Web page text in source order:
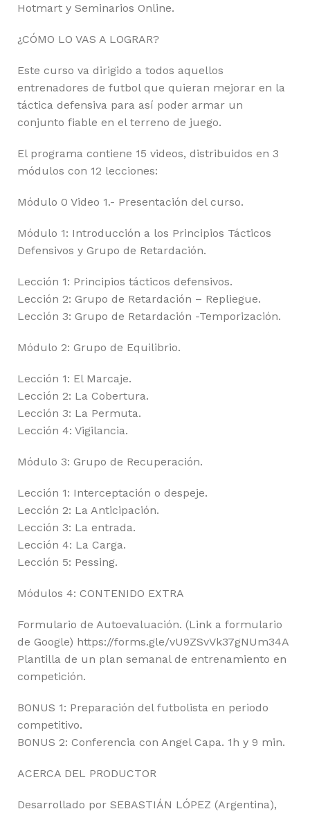
Hotmart y Seminarios Online.
¿CÓMO LO VAS A LOGRAR?
Este curso va dirigido a todos aquellos
entrenadores de futbol que quieran mejorar en la
táctica defensiva para así poder armar un
conjunto fiable en el terreno de juego.
El programa contiene 15 videos, distribuidos en 3
módulos con 12 lecciones:
Módulo 0 Video 1.- Presentación del curso.
Módulo 1: Introducción a los Principios Tácticos
Defensivos y Grupo de Retardación.
Lección 1: Principios tácticos defensivos.
Lección 2: Grupo de Retardación – Repliegue.
Lección 3: Grupo de Retardación -Temporización.
Módulo 2: Grupo de Equilibrio.
Lección 1: El Marcaje.
Lección 2: La Cobertura.
Lección 3: La Permuta.
Lección 4: Vigilancia.
Módulo 3: Grupo de Recuperación.
Lección 1: Interceptación o despeje.
Lección 2: La Anticipación.
Lección 3: La entrada.
Lección 4: La Carga.
Lección 5: Pessing.
Módulos 4: CONTENIDO EXTRA
Formulario de Autoevaluación. (Link a formulario
de Google) https://forms.gle/vU9ZSvVk37gNUm34A
Plantilla de un plan semanal de entrenamiento en
competición.
BONUS 1: Preparación del futbolista en periodo
competitivo.
BONUS 2: Conferencia con Angel Capa. 1h y 9 min.
ACERCA DEL PRODUCTOR
Desarrollado por SEBASTIÁN LÓPEZ (Argentina),